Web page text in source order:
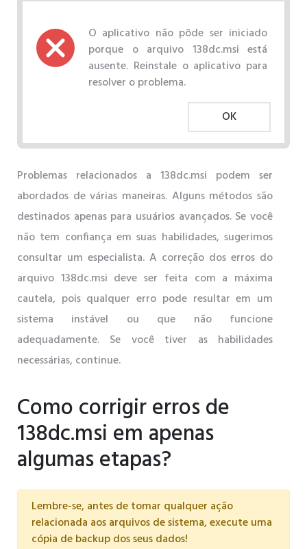
O aplicativo não pôde ser iniciado
porque o arquivo 138dc.msi está
ausente. Reinstale o aplicativo para
resolver o problema.
OK
Problemas relacionados a 138dc.msi podem ser
abordados de várias maneiras. Alguns métodos são
destinados apenas para usuários avançados. Se você
não tem confiança em suas habilidades, sugerimos
consultar um especialista. A correção dos erros do
arquivo 138dc.msi deve ser feita com a máxima
cautela, pois qualquer erro pode resultar em um
sistema instável ou que não funcione
adequadamente. Se você tiver as habilidades
necessárias, continue.
Como corrigir erros de
138dc.msi em apenas
algumas etapas?
Lembre-se, antes de tomar qualquer ação
relacionada aos arquivos de sistema, execute uma
cópia de backup dos seus dados!